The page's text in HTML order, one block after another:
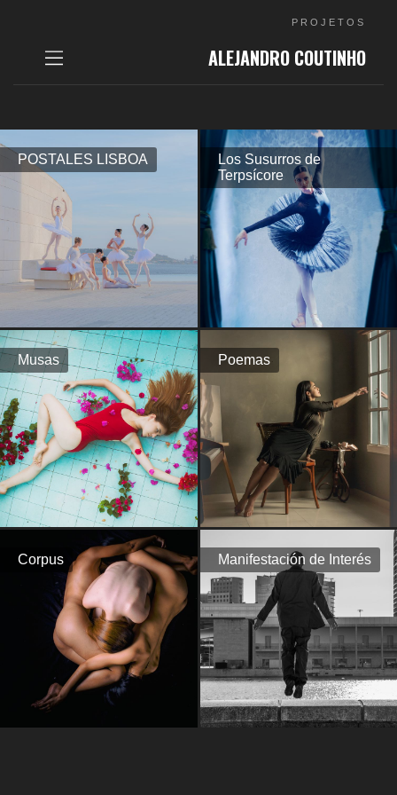
PROJETOS
ALEJANDRO COUTINHO
POSTALES LISBOA
Los Susurros de
Terpsícore
Musas Poemas
Corpus Manifestación de Interés